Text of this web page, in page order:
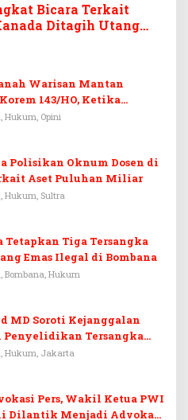
Bicara Terkait
Ditagih Utang
Warisan Mantan
143/HO, Ketika
Arena Pemerasan
Hukum, Opini
Polisikan Oknum Dosen di
Aset Puluhan Miliar
Hukum, Sultra
Tetapkan Tiga Tersangka
Emas Ilegal di Bombana
Bombana, Hukum
MD Soroti Kejanggalan
Penyelidikan Tersangka
Hukum, Jakarta
Pers, Wakil Ketua PWI
Dilantik Menjadi Advokat